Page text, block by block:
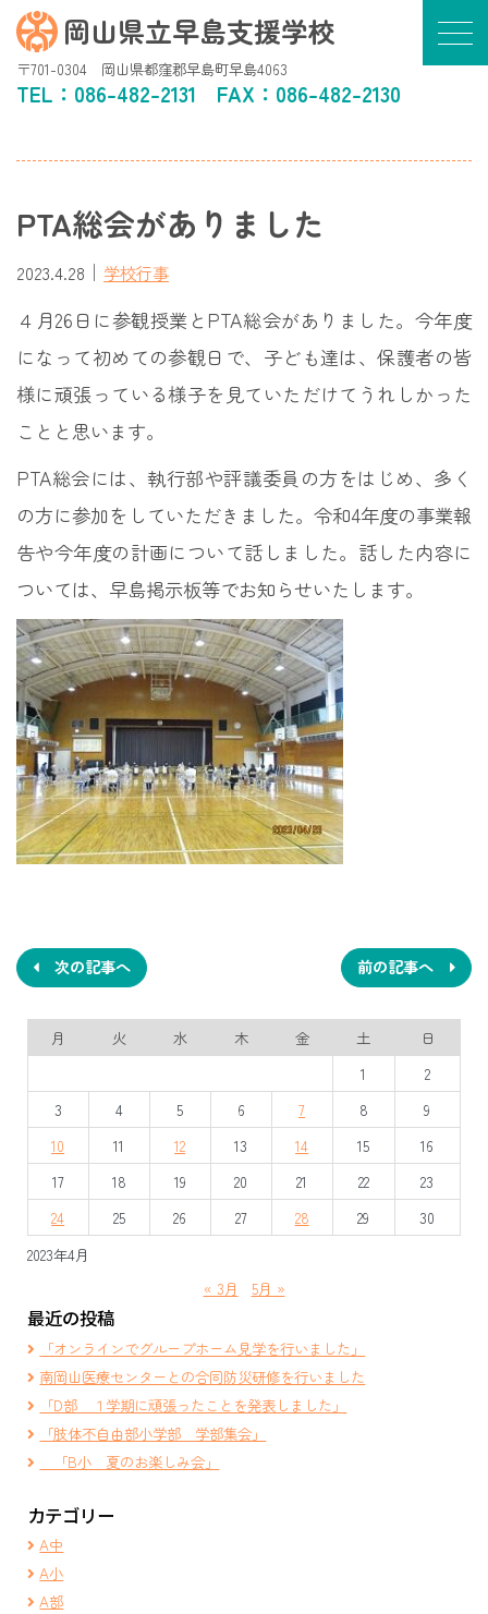
岡山県立早島支援学校
〒701-0304 岡山県都窪郡早島町早島4063
TEL： 086-482-2131 FAX：086-482-2130
PTA総会がありました
2023.4.28 ｜ 学校行事
４月26日に参観授業とPTA総会がありました。今年度
になって初めての参観日で、子ども達は、保護者の皆
様に頑張っている様子を見ていただけてうれしかった
ことと思います。
PTA総会には、執行部や評議委員の方をはじめ、多く
の方に参加をしていただきました。令和4年度の事業報
告や今年度の計画について話しました。話した内容に
ついては、早島掲示板等でお知らせいたします。
稿
ナ
ビ
ゲ
ー
シ
ョ
ン
前の記事へ
次の記事へ
2023年4月
月 火 水 木 金 土
日
1
2
3
4 5 6 7 8
9
10
11 12 13 14 15
16
17
18 19 20 21 22
23
24
25 26 27 28 29 30
« 3月 5月 »
最近の投稿
「オンラインでグループホーム見学を行いました」
南岡山医療センターとの合同防災研修を行いました
「D部 １学期に頑張ったことを発表しました」
「肢体不自由部小学部 学部集会」
「B小 夏のお楽しみ会」
カテゴリー
A中
A小
A部